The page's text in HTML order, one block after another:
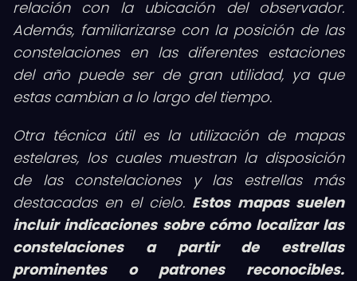
relación con la ubicación del observador.
Además, familiarizarse con la posición de las
constelaciones en las diferentes estaciones
del año puede ser de gran utilidad, ya que
estas cambian a lo largo del tiempo.
Otra técnica útil es la utilización de mapas
estelares, los cuales muestran la disposición
de las constelaciones y las estrellas más
destacadas en el cielo. Estos mapas suelen
incluir indicaciones sobre cómo localizar las
constelaciones a partir de estrellas
prominentes o patrones reconocibles.